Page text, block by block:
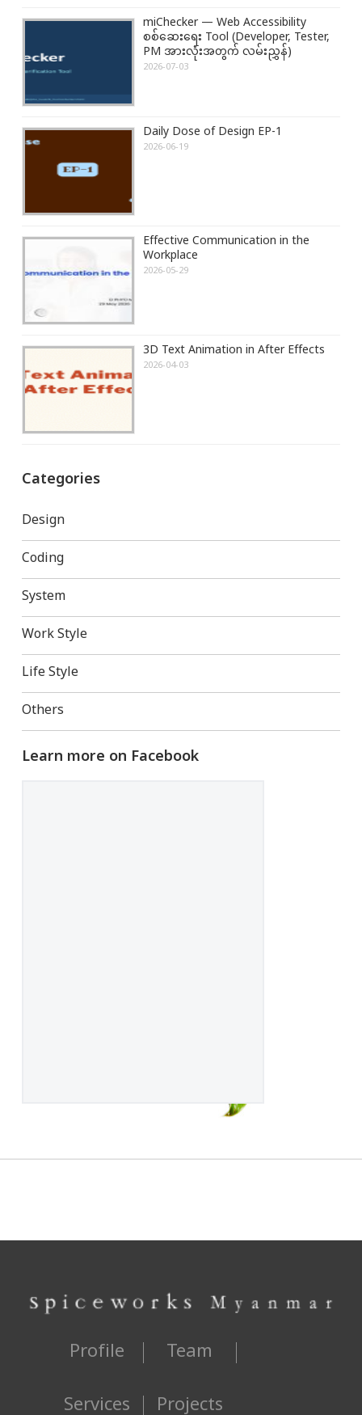
n
miChecker — Web Accessibility
စစ်ဆေးရေး Tool (Developer, Tester,
PM အားလုံးအတွက် လမ်းညွှန်)
2026-07-03
Daily Dose of Design EP-1
2026-06-19
Effective Communication in the
Workplace
2026-05-29
3D Text Animation in After Effects
2026-04-03
Categories
Design
Coding
System
Work Style
Life Style
Others
Learn more on Facebook
Profile
Team
Services
Projects